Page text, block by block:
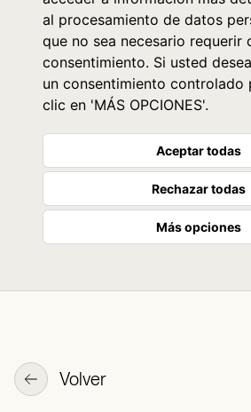
al procesamiento de datos
que no sea necesario requerir
consentimiento. Si usted
un consentimiento controlado
clic en 'MÁS OPCIONES'.
Aceptar todas
Rechazar todas
Más opciones
Volver